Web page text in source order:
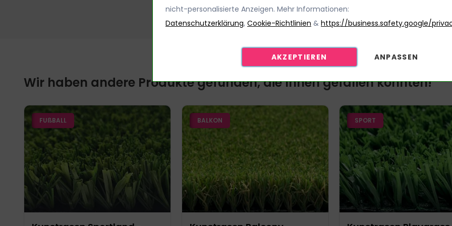
nicht-personalisierte Anzeigen. Mehr Informationen:
Datenschutzerklärung, Cookie-Richtlinien & https://business.safety.google/
AKZEPTIEREN ANPASSEN
Optional (7Kg/m2)
Wir haben andere Produkte gefunden, die Ihnen gefallen könnten!
FUßBALL BALKON SPORT